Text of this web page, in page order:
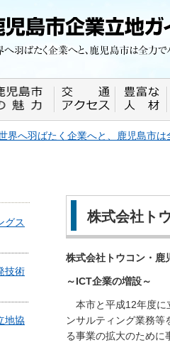
羽ばたく企業へと、鹿児島市は全
界へ羽ばたく企業へと、鹿児島市
グス
技術
地協
株式会社ト
株式会社トウコン・鹿
～ICT企業の増設～
本市と平成12年度に
ンサルティング業務
る事業の拡大のために